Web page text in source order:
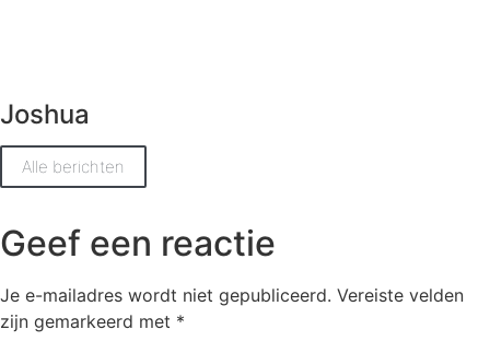
Joshua
Alle berichten
Geef een reactie
Je e-mailadres wordt niet gepubliceerd. Vereiste velden
zijn gemarkeerd met *